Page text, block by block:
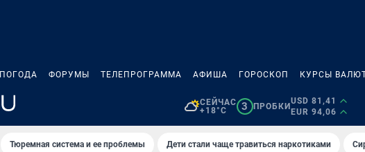
ПОГОДА ФОРУМЫ ТЕЛЕПРОГРАММА АФИША ГОРОСКОП КУРСЫ
СЕЙЧАС
+18°C
3 ПРОБКИ
USD 81,41
EUR 94,06
Тюремная система и ее проблемы Дети стали чаще травиться наркотиками